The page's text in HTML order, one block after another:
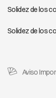
Solidez de los
Solidez de los
Aviso